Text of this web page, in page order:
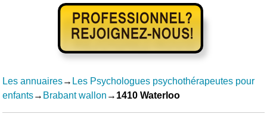
Les annuaires→ Les Psychologues psychothérapeutes pour
enfants→ Brabant wallon → 1410 Waterloo